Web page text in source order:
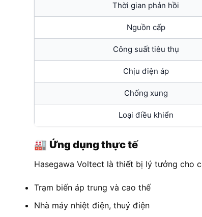
Thời gian phản hồi
Nguồn cấp
Công suất tiêu thụ
Chịu điện áp
Chống xung
Loại điều khiển
🏭 Ứng dụng thực tế
Hasegawa Voltect là thiết bị lý tưởng cho
Trạm biến áp trung và cao thế
Nhà máy nhiệt điện, thuỷ điện